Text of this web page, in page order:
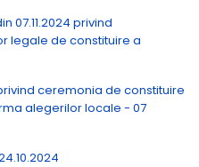
07.11.2024 privind
legale de constituire a
privind ceremonia de constituire
alegerilor locale - 07